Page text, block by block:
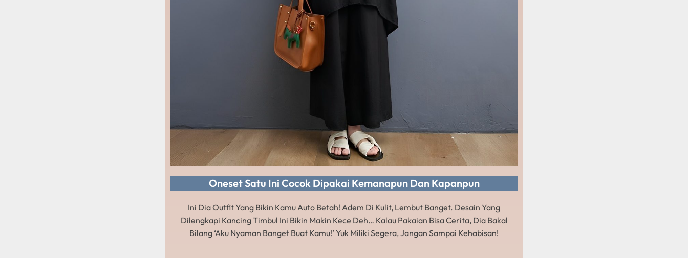
Oneset Satu Ini Cocok Dipakai Kemanapun Dan Kapanpun
Ini Dia Outfit Yang Bikin Kamu Auto Betah! Adem Di Kulit, Lembut Banget. Desain Yang
Dilengkapi Kancing Timbul Ini Bikin Makin Kece Deh… Kalau Pakaian Bisa Cerita, Dia Bakal
Bilang ‘Aku Nyaman Banget Buat Kamu!’ Yuk Miliki Segera, Jangan Sampai Kehabisan!